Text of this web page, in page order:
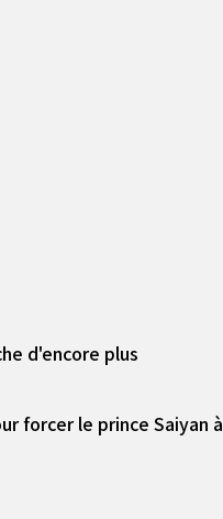
d'encore plus
forcer le prince Saiyan à